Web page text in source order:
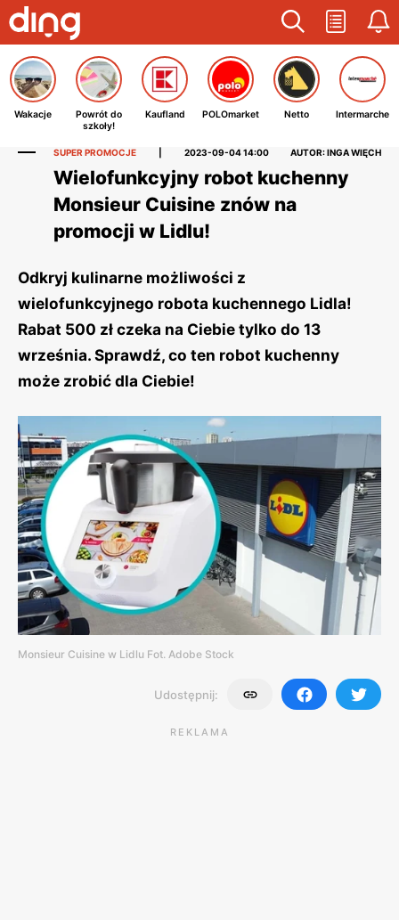
Wakacje
Powrót do
szkoły!
Kaufland POLOmarket Netto Intermarche
SUPER PROMOCJE 2023-09-04 14:00 AUTOR: INGA WIĘCH
Wielofunkcyjny robot kuchenny
Monsieur Cuisine znów na
promocji w Lidlu!
Odkryj kulinarne możliwości z
wielofunkcyjnego robota kuchennego Lidla!
Rabat 500 zł czeka na Ciebie tylko do 13
września. Sprawdź, co ten robot kuchenny
może zrobić dla Ciebie!
Monsieur Cuisine w Lidlu Fot. Adobe Stock
Udostępnij:
REKLAMA